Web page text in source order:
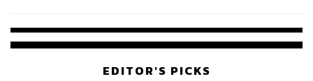
EDITOR'S PICKS